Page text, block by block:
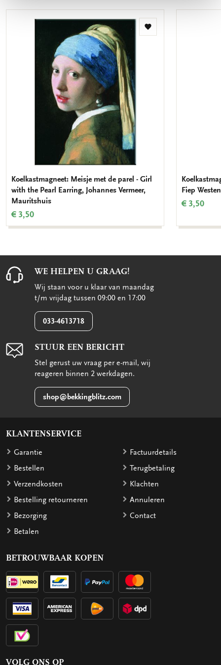
Toevoegen
Koelkastmagneet: Meisje met de parel - Girl
with the Pearl Earring, Johannes Vermeer,
Mauritshuis
€ 3,50
Fiep
€ 3,50
WE HELPEN U GRAAG!
Wij staan voor u klaar van maandag
t/m vrijdag tussen 09:00 en 17:00
033-4613718
STUUR EEN BERICHT
Stel gerust uw vraag per e-mail, wij
reageren binnen 2 werkdagen.
shop@bekkingblitz.com
KLANTENSERVICE
Garantie
Bestellen
Verzendkosten
Bestelling retourneren
Bezorging
Betalen
Factuurdetails
Terugbetaling
Klachten
Annuleren
Contact
BETROUWBAAR KOPEN
VOLG ONS OP